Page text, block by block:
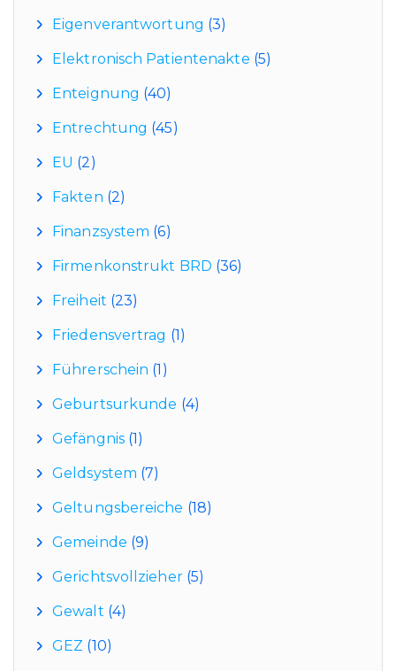
Eigenverantwortung (3)
Elektronisch Patientenakte (5)
Enteignung (40)
Entrechtung (45)
EU (2)
Fakten (2)
Finanzsystem (6)
Firmenkonstrukt BRD (36)
Freiheit (23)
Friedensvertrag (1)
Führerschein (1)
Geburtsurkunde (4)
Gefängnis(1)
Geldsystem (7)
Geltungsbereiche (18)
Gemeinde (9)
Gerichtsvollzieher(5)
Gewalt (4)
GEZ (10)